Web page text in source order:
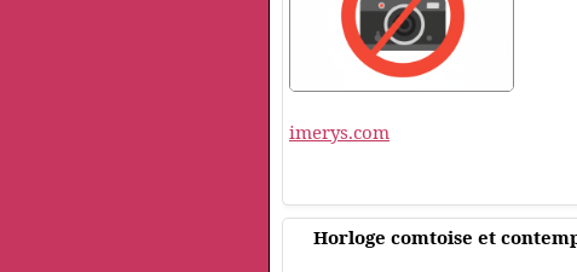
imerys.com
Horloge comtoise et